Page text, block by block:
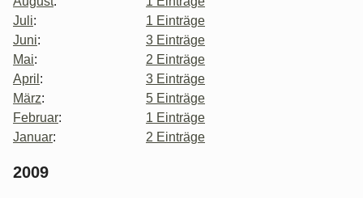
Juli:
1 Einträge
Juni:
3 Einträge
Mai:
2 Einträge
April :
3 Einträge
März:
5 Einträge
Februar:
1 Einträge
Januar: 2 Einträge
2009